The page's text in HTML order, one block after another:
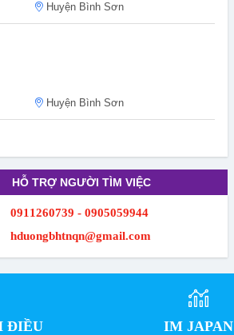
Huyện Bình Sơn
Huyện Bình Sơn
HỖ TRỢ NGƯỜI TÌM VIỆC
0911260739 - 0905059944
hduongbhtnqn@gmail.com
ĐIỀU
IM JAPAN